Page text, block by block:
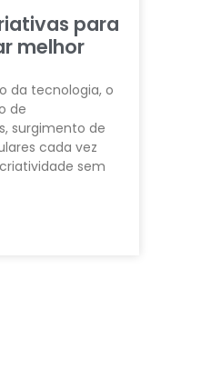
para
melhor
da tecnologia, o
de
surgimento de
cada vez
sem